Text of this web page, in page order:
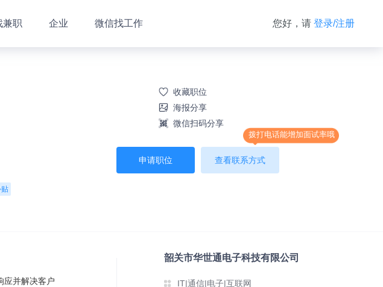
兼职 企业 微信找工作 您好，请 登录/注册
收藏职位
海报分享
微信扫码分享
拨打电话能增加面试率哦
申请职位 查看联系方式
应并解决客户
韶关市华世通电子科技有限公司
IT|通信|电子|互联网